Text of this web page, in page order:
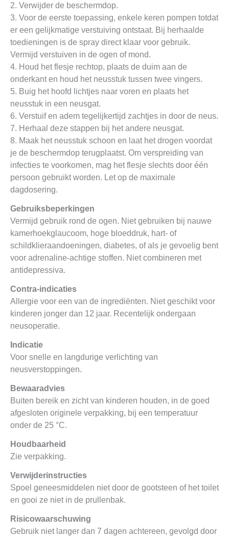
2. Verwijder de beschermdop.
3. Voor de eerste toepassing, enkele keren pompen totdat
er een gelijkmatige verstuiving ontstaat. Bij herhaalde
toedieningen is de spray direct klaar voor gebruik.
Vermijd verstuiven in de ogen of mond.
4. Houd het flesje rechtop, plaats de duim aan de
onderkant en houd het neusstuk tussen twee vingers.
5. Buig het hoofd lichtjes naar voren en plaats het
neusstuk in een neusgat.
6. Verstuif en adem tegelijkertijd zachtjes in door de neus.
7. Herhaal deze stappen bij het andere neusgat.
8. Maak het neusstuk schoon en laat het drogen voordat
je de beschermdop terugplaatst. Om verspreiding van
infecties te voorkomen, mag het flesje slechts door één
persoon gebruikt worden. Let op de maximale
dagdosering.
Gebruiksbeperkingen
Vermijd gebruik rond de ogen. Niet gebruiken bij nauwe
kamerhoekglaucoom, hoge bloeddruk, hart- of
schildklieraandoeningen, diabetes, of als je gevoelig bent
voor adrenaline-achtige stoffen. Niet combineren met
antidepressiva.
Contra-indicaties
Allergie voor een van de ingrediënten. Niet geschikt voor
kinderen jonger dan 12 jaar. Recentelijk ondergaan
neusoperatie.
Indicatie
Voor snelle en langdurige verlichting van
neusverstoppingen.
Bewaaradvies
Buiten bereik en zicht van kinderen houden, in de goed
afgesloten originele verpakking, bij een temperatuur
onder de 25 °C.
Houdbaarheid
Zie verpakking.
Verwijderinstructies
Spoel geneesmiddelen niet door de gootsteen of het toilet
en gooi ze niet in de prullenbak.
Risicowaarschuwing
Gebruik niet langer dan 7 dagen achtereen, gevolgd door